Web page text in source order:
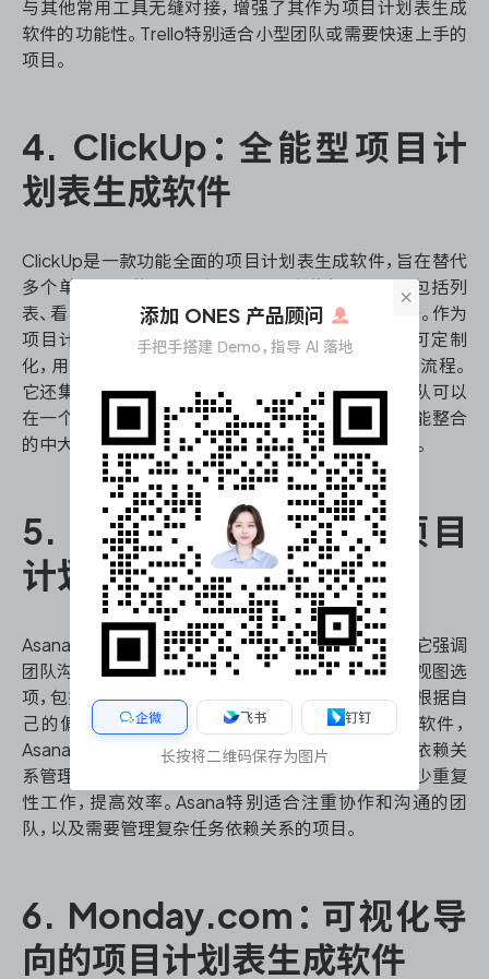
与其他常用工具无缝对接，增强了其作为项目计划表生成
软件的功能性。Trello特别适合小型团队或需要快速上手的
项目。
4. ClickUp：全能型项目计
划表生成软件
ClickUp是一款功能全面的项目计划表生成软件，旨在替代
多个单一功能的工具。它提供了丰富的视图选项，包括列
表、看板、甘特图、日历等，满足不同团队成员的偏好。作为
项目计划表生成软件，ClickUp的一大特点是高度可定制
化，用户可以根据需求设置自定义字段、状态和工作流程。
它还集成了文档、目标跟踪、时间管理等功能，使团队可以
在一个平台上完成所有工作。ClickUp适合需要多功能整合
的中大型团队，特别是那些希望减少工具数量的组织。
5. Asana：注重协作的项目
计划表生成软件
Asana是一款以协作为核心的项目计划表生成软件，它强调
团队沟通和任务管理的无缝集成。Asana提供了多种视图选
项，包括列表、看板、时间线和日历，使团队成员可以根据自
己的偏好查看和管理任务。作为项目计划表生成软件，
Asana的优势在于其直观的用户界面和强大的任务依赖关
系管理功能。它还提供了工作流自动化功能，可以减少重复
性工作，提高效率。Asana特别适合注重协作和沟通的团
队，以及需要管理复杂任务依赖关系的项目。
6. Monday.com：可视化导
向的项目计划表生成软件
×
添加 ONES 产品顾问
手把手搭建 Demo，指导 AI 落地
企微 飞书 钉钉
长按将二维码保存为图片